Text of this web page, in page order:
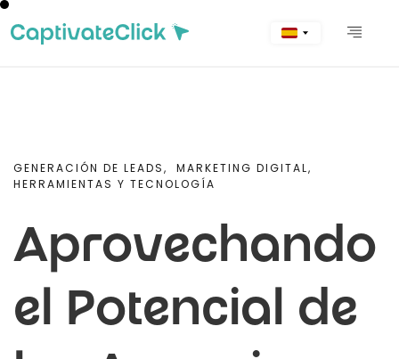
GENERACIÓN DE LEADS,
MARKETING DIGITAL,
HERRAMIENTAS Y TECNOLOGÍA
Aprovechando
el Potencial de